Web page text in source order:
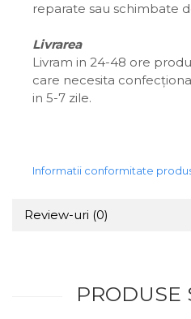
reparate sau schimbate
Livrarea
Livram in 24-48 ore
care necesita
in 5-7 zile.
Informatii conformitate
Review-uri (0)
PRODUSE